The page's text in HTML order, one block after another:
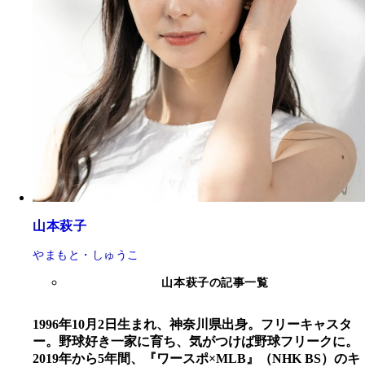
山本萩子
やまもと・しゅうこ
山本萩子の記事一覧
1996年10月2日生まれ、神奈川県出身。フリーキャスタ
ー。野球好き一家に育ち、気がつけば野球フリークに。
2019年から5年間、『ワースポ×MLB』（NHK BS）のキ